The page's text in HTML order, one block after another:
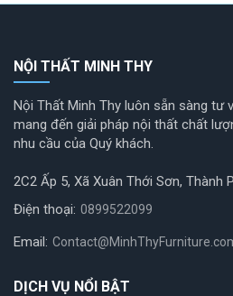
NỘI THẤT MINH THY
Nội Thất Minh Thy luôn sẵn sàng tư
mang đến giải pháp nội thất chất
nhu cầu của Quý khách.
2C2 Ấp 5, Xã Xuân Thới Sơn, Thành
Điện thoại: 0899522099
Email:
DỊCH VỤ NỔI BẬT